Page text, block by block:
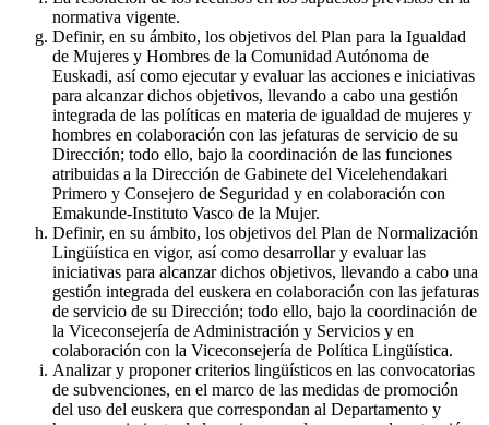
normativa vigente.
Definir, en su ámbito, los objetivos del Plan para la Igualdad
de Mujeres y Hombres de la Comunidad Autónoma de
Euskadi, así como ejecutar y evaluar las acciones e iniciativas
para alcanzar dichos objetivos, llevando a cabo una gestión
integrada de las políticas en materia de igualdad de mujeres y
hombres en colaboración con las jefaturas de servicio de su
Dirección; todo ello, bajo la coordinación de las funciones
atribuidas a la Dirección de Gabinete del Vicelehendakari
Primero y Consejero de Seguridad y en colaboración con
Emakunde-Instituto Vasco de la Mujer.
Definir, en su ámbito, los objetivos del Plan de Normalización
Lingüística en vigor, así como desarrollar y evaluar las
iniciativas para alcanzar dichos objetivos, llevando a cabo una
gestión integrada del euskera en colaboración con las jefaturas
de servicio de su Dirección; todo ello, bajo la coordinación de
la Viceconsejería de Administración y Servicios y en
colaboración con la Viceconsejería de Política Lingüística.
Analizar y proponer criterios lingüísticos en las convocatorias
de subvenciones, en el marco de las medidas de promoción
del uso del euskera que correspondan al Departamento y